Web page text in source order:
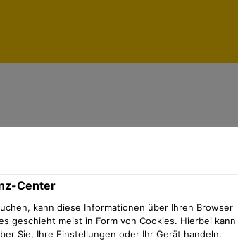
Center
kann diese Informationen über Ihren Browser
geschieht meist in Form von Cookies. Hierbei kann
Sie, Ihre Einstellungen oder Ihr Gerät handeln.